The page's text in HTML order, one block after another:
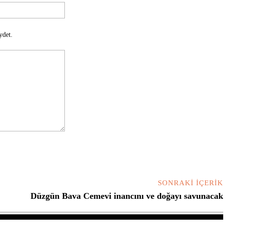
SONRAKI İÇERIK
Düzgün Bava Cemevi inancını ve doğayı savunacak